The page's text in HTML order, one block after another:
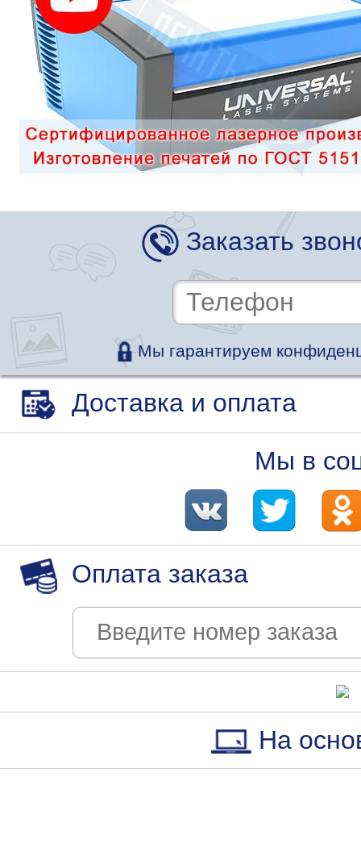
Заказать
Мы гарантируем
Доставка и оплата
Мы в
Оплата заказа
На